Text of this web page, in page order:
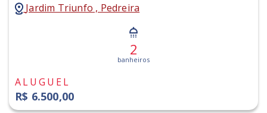
Jardim Triunfo , Pedreira
2
banheiros
ALUGUEL
R$ 6.500,00